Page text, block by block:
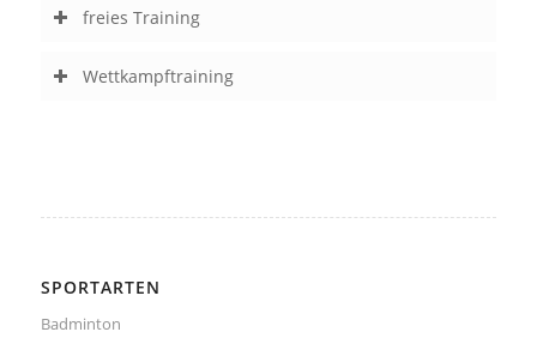
freies Training
Wettkampftraining
SPORTARTEN
Badminton